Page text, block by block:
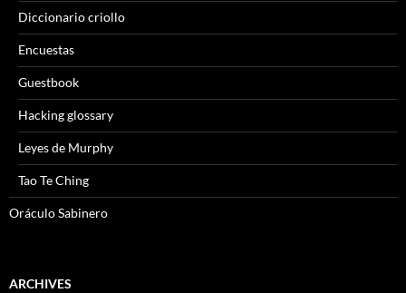
Diccionario criollo
Encuestas
Guestbook
Hacking glossary
Leyes de Murphy
Tao Te Ching
Oráculo Sabinero
ARCHIVES